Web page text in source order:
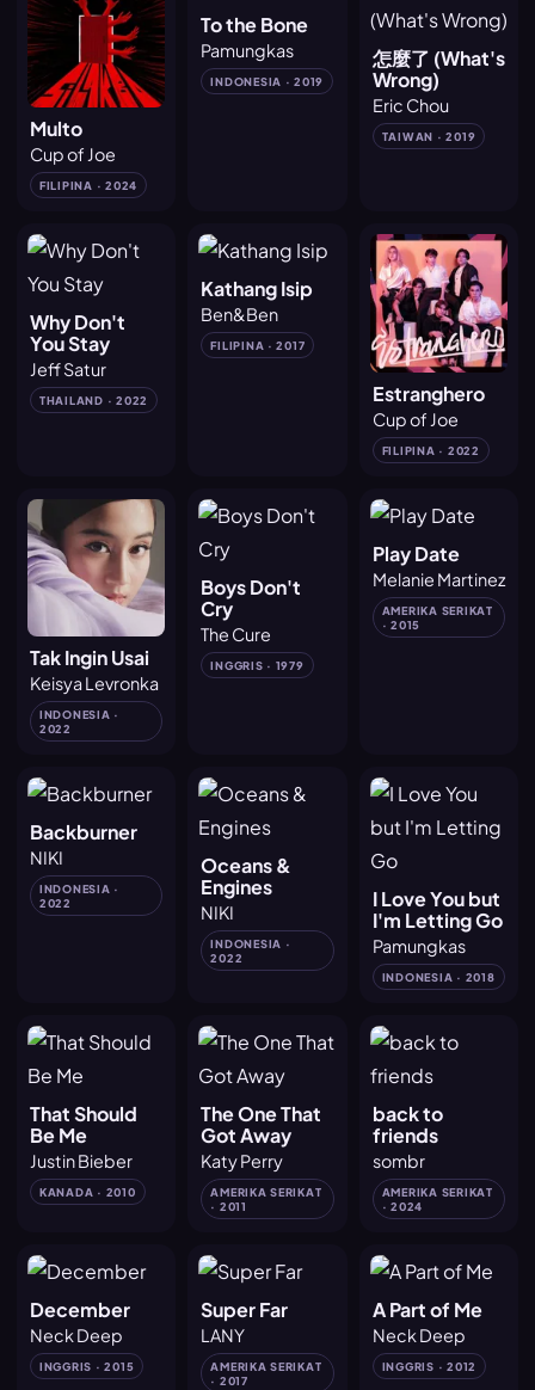
Multo
Cup of Joe
FILIPINA · 2024
To the Bone
Pamungkas
INDONESIA · 2019
怎麼了 (What's
Wrong)
Eric Chou
TAIWAN · 2019
Why Don't
You Stay
Jeff Satur
THAILAND · 2022
Kathang Isip
Ben&Ben
FILIPINA · 2017
Estranghero
Cup of Joe
FILIPINA · 2022
Tak Ingin Usai
Keisya Levronka
INDONESIA ·
2022
Boys Don't
Cry
The Cure
INGGRIS · 1979
Play Date
Melanie Martinez
AMERIKA SERIKAT
· 2015
Backburner
NIKI
INDONESIA ·
2022
Oceans &
Engines
NIKI
INDONESIA ·
2022
I Love You but
I'm Letting Go
Pamungkas
INDONESIA · 2018
That Should
Be Me
Justin Bieber
KANADA · 2010
The One That
Got Away
Katy Perry
AMERIKA SERIKAT
· 2011
back to
friends
sombr
AMERIKA SERIKAT
· 2024
December
Neck Deep
INGGRIS · 2015
Super Far
LANY
AMERIKA SERIKAT
· 2017
A Part of Me
Neck Deep
INGGRIS · 2012